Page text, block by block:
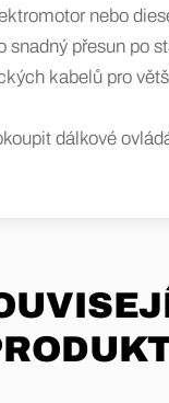
nebo
snadný přesun po
kabelů pro
dálkové